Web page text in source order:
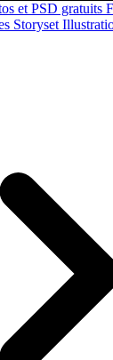
et PSD gratuits
Storyset